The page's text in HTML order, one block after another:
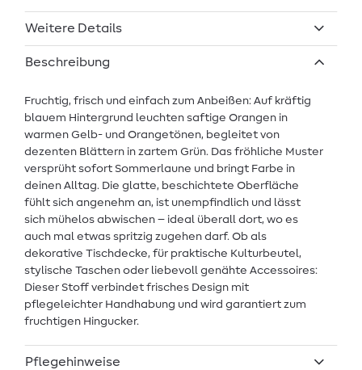
Weitere Details
Beschreibung
Fruchtig, frisch und einfach zum Anbeißen: Auf kräftig
blauem Hintergrund leuchten saftige Orangen in
warmen Gelb- und Orangetönen, begleitet von
dezenten Blättern in zartem Grün. Das fröhliche Muster
versprüht sofort Sommerlaune und bringt Farbe in
deinen Alltag. Die glatte, beschichtete Oberfläche
fühlt sich angenehm an, ist unempfindlich und lässt
sich mühelos abwischen – ideal überall dort, wo es
auch mal etwas spritzig zugehen darf. Ob als
dekorative Tischdecke, für praktische Kulturbeutel,
stylische Taschen oder liebevoll genähte Accessoires:
Dieser Stoff verbindet frisches Design mit
pflegeleichter Handhabung und wird garantiert zum
fruchtigen Hingucker.
Pflegehinweise